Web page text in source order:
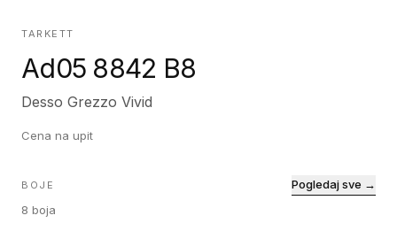
TARKETT
Ad05 8842 B8
Desso Grezzo Vivid
Cena na upit
BOJE
8 boja
Pogledaj sve →